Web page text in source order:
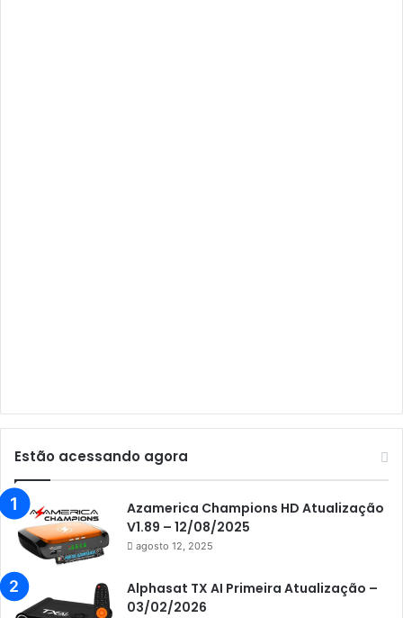
Audisat K10 Urus
Audisat K20 Huracan
Audisat K30 Aventador
Azamerica
Azamerica Beats
Azamerica Champions
Estão acessando agora
Azamerica Champions HD Atualização
V1.89 – 12/08/2025
agosto 12, 2025
Alphasat TX AI Primeira Atualização –
03/02/2026